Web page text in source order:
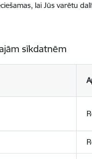
lai Jūs varētu
sīkdatnēm